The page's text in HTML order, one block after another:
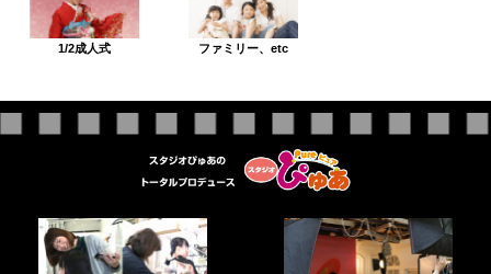
1/2成人式 ファミリー、etc